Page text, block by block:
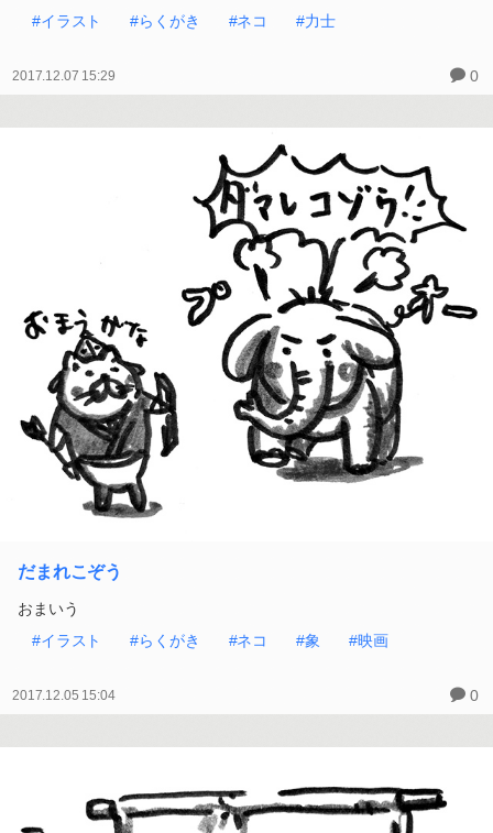
#イラスト
#らくがき #ネコ #力士
2017.12.07 15:29 0
だまれこぞう
おまいう
#イラスト
#らくがき #ネコ #象 #映画
2017.12.05 15:04 0